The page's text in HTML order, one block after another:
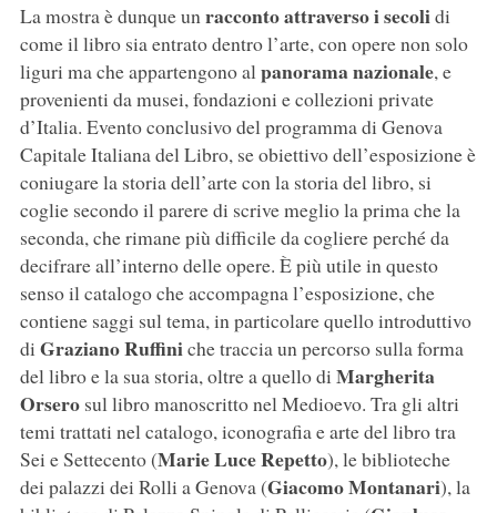
La mostra è dunque unracconto attraverso i secolidi
come il libro sia entrato dentro l’arte, con opere non solo
liguri ma che appartengono alpanorama nazionale, e
provenienti da musei, fondazioni e collezioni private
d’Italia. Evento conclusivo del programma di Genova
Capitale Italiana del Libro, se obiettivo dell’esposizione è
coniugare la storia dell’arte con la storia del libro, si
coglie secondo il parere di scrive meglio la prima che la
seconda, che rimane più difficile da cogliere perché da
decifrare all’interno delle opere. È più utile in questo
senso il catalogo che accompagna l’esposizione, che
contiene saggi sul tema, in particolare quello introduttivo
di Graziano Ruffiniche traccia un percorso sulla forma
del libro e la sua storia, oltre a quello di Margherita
Orserosul libro manoscritto nel Medioevo. Tra gli altri
temi trattati nel catalogo, iconografia e arte del libro tra
Sei e Settecento (Marie Luce Repetto), le biblioteche
dei palazzi dei Rolli a Genova (Giacomo Montanari), la